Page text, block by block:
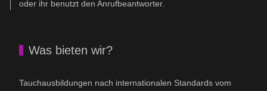
oder ihr benutzt den Anrufbeantworter.
Was bieten wir?
Tauchausbildungen nach internationalen Standards vom